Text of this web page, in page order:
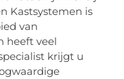
Kastsystemen is
van
heeft veel
krijgt u